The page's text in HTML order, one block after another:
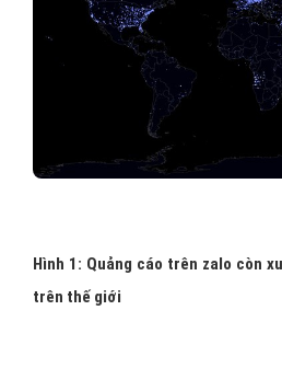
Hình 1: Quảng cáo trên zalo còn
trên thế giới